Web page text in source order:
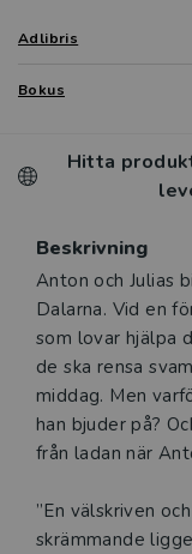
Adlibris
Bokus
Hitta
Beskrivning
Anton och Julias
Dalarna. Vid en
som lovar hjälpa
de ska rensa
middag. Men
han bjuder på?
från ladan när
”En välskriven
skrämmande